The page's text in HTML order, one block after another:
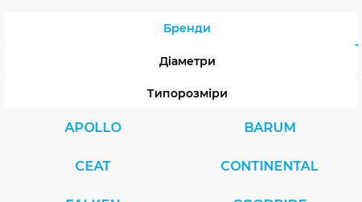
Бренди
Діаметри
Типорозміри
APOLLO BARUM
CEAT CONTINENTAL